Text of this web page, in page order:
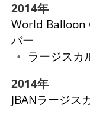
2014年
World Balloon
バー
ラージスカ
2014年
JBANラージス